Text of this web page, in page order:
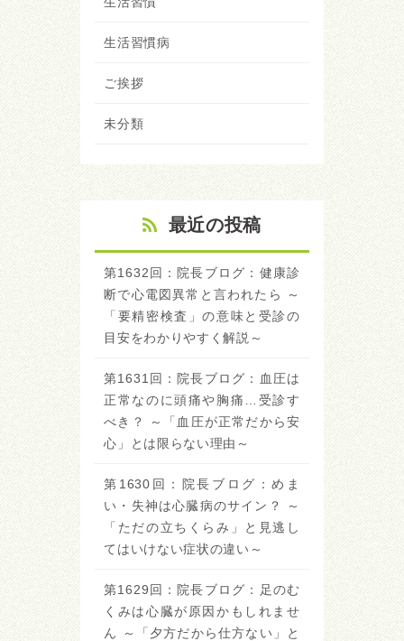
生活習慣病
ご挨拶
未分類
最近の投稿
第1632回：院長ブログ：健康診
断で心電図異常と言われたら ～
「要精密検査」の意味と受診の
目安をわかりやすく解説～
第1631回：院長ブログ：血圧は
正常なのに頭痛や胸痛…受診す
べき？ ～「血圧が正常だから安
心」とは限らない理由～
第1630回：院長ブログ：めま
い・失神は心臓病のサイン？ ～
「ただの立ちくらみ」と見逃し
てはいけない症状の違い～
第1629回：院長ブログ：足のむ
くみは心臓が原因かもしれませ
ん ～「夕方だから仕方ない」と